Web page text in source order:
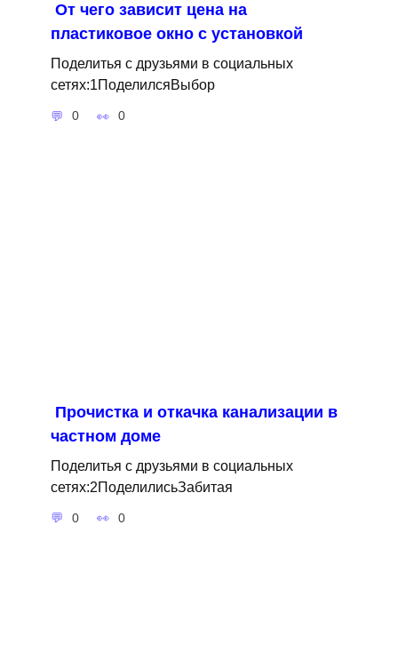
От чего зависит цена на
пластиковое окно с установкой
Поделитья с друзьями в социальных
сетях:1ПоделилсяВыбор
0 0
Прочистка и откачка канализации в
частном доме
Поделитья с друзьями в социальных
сетях:2ПоделилисьЗабитая
0 0